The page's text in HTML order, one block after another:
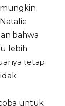
bahwa
lebih
tetap
untuk